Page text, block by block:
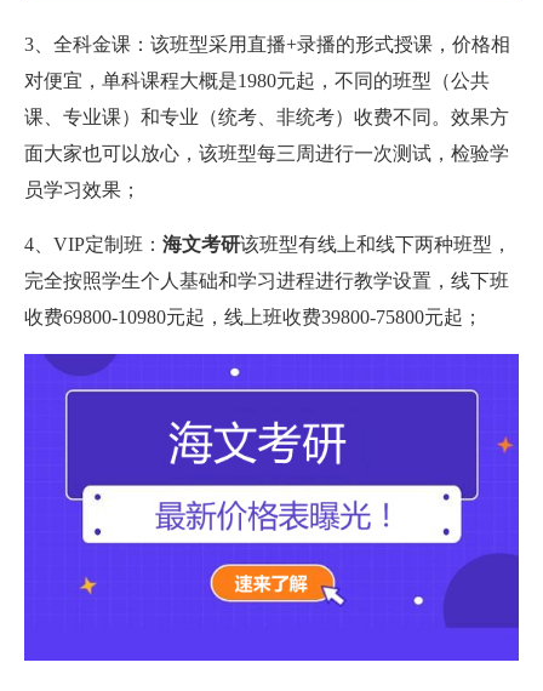
3、全科金课：该班型采用直播+录播的形式授课，价格相
对便宜，单科课程大概是1980元起，不同的班型（公共
课、专业课）和专业（统考、非统考）收费不同。效果方
面大家也可以放心，该班型每三周进行一次测试，检验学
员学习效果；
4、VIP定制班： 海文考研该班型有线上和线下两种班型，
完全按照学生个人基础和学习进程进行教学设置，线下班
收费69800-10980元起，线上班收费39800-75800元起；